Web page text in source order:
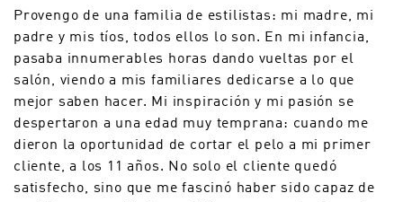
Provengo de una familia de estilistas: mi madre, mi
padre y mis tíos, todos ellos lo son. En mi infancia,
pasaba innumerables horas dando vueltas por el
salón, viendo a mis familiares dedicarse a lo que
mejor saben hacer. Mi inspiración y mi pasión se
despertaron a una edad muy temprana: cuando me
dieron la oportunidad de cortar el pelo a mi primer
cliente, a los 11 años. No solo el cliente quedó
satisfecho, sino que me fascinó haber sido capaz de